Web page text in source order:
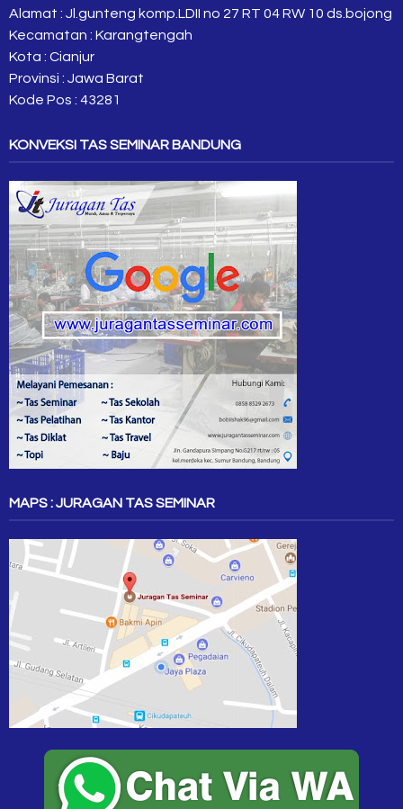
Alamat : Jl.gunteng komp.LDII no 27 RT 04 RW 10 ds.bojong
Kecamatan : Karangtengah
Kota : Cianjur
Provinsi : Jawa Barat
Kode Pos : 43281
KONVEKSI TAS SEMINAR BANDUNG
MAPS : JURAGAN TAS SEMINAR